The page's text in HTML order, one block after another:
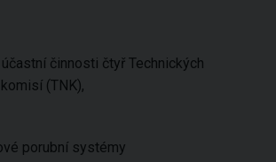
činnosti čtyř Technických
(TNK),
porubní systémy